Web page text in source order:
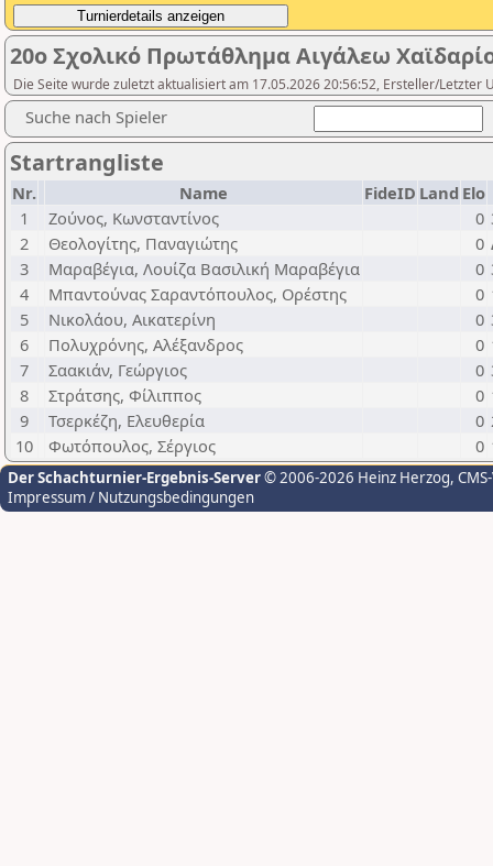
20ο Σχολικό Πρωτάθλημα Αιγάλεω
Die Seite wurde zuletzt aktualisiert am 17.05.2026 20:56:52, Ersteller/Letzter
Suche nach Spieler
Startrangliste
Nr. Name FideID Land Elo
1
Ζούνος, Κωνσταντίνος 0
2
Θεολογίτης, Παναγιώτης 0
3
Μαραβέγια, Λουίζα Βασιλική Μαραβέγια 0
4
Μπαντούνας Σαραντόπουλος, Ορέστης 0
5
Νικολάου, Αικατερίνη 0
6
Πολυχρόνης, Αλέξανδρος 0
7
Σαακιάν, Γεώργιος 0
8
Στράτσης, Φίλιππος 0
9
Τσερκέζη, Ελευθερία 0
10
Φωτόπουλος, Σέργιος 0
Der Schachturnier-Ergebnis-Server© 2006-2026 Heinz Herzog,
Impressum / Nutzungsbedingungen